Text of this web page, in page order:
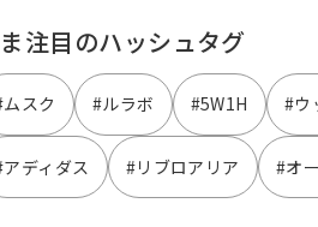
注目のハッシュタグ
スク #ルラボ #5W1H #ウ
ディダス #リブロアリア #オ